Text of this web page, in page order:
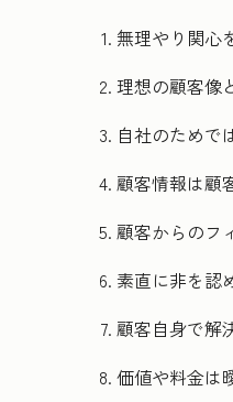
無理やり関心
理想の顧客像
自社のためで
顧客情報は顧
顧客からのフ
素直に非を認
顧客自身で解
価値や料金は